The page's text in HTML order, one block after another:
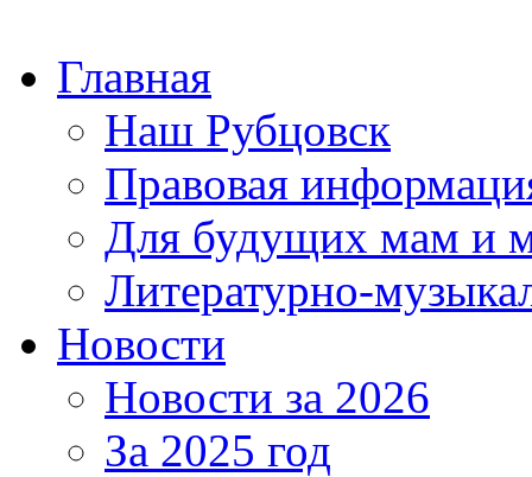
Главная
Наш Рубцовск
Правовая
Для будущих мам и
Литературно-
Новости
Новости за 2026
За 2025 год